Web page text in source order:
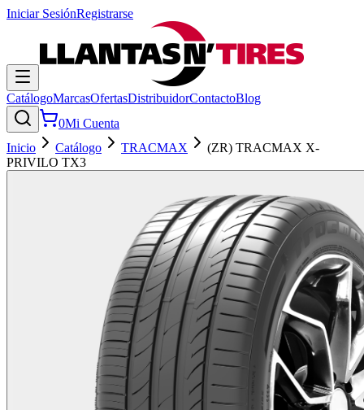
Iniciar SesiónRegistrarse
CatálogoMarcasOfertasDistribuidorContactoBlog
0Mi Cuenta
Inicio
Catálogo TRACMAX
(ZR) TRACMAX X-
PRIVILO TX3